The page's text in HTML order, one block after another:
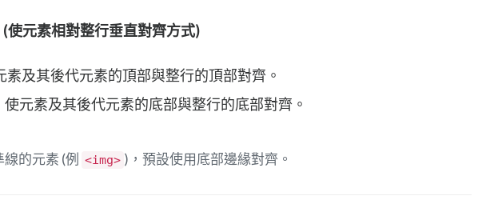
使元素相對整行垂直對齊方式)
素及其後代元素的頂部與整行的頂部對齊。
使元素及其後代元素的底部與整行的底部對齊。
的元素 (例 <img> )，預設使用底部邊緣對齊。